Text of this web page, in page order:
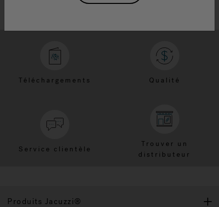
Téléchargements Qualité
Service clientèle
Trouver un
distributeur
Produits Jacuzzi®